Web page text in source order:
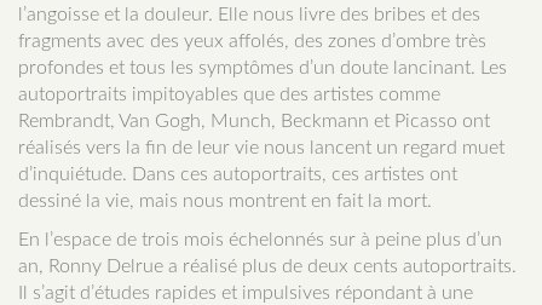
l’angoisse et la douleur. Elle nous livre des bribes et des
fragments avec des yeux affolés, des zones d’ombre très
profondes et tous les symptômes d’un doute lancinant. Les
autoportraits impitoyables que des artistes comme
Rembrandt, Van Gogh, Munch, Beckmann et Picasso ont
réalisés vers la fin de leur vie nous lancent un regard muet
d’inquiétude. Dans ces autoportraits, ces artistes ont
dessiné la vie, mais nous montrent en fait la mort.
En l’espace de trois mois échelonnés sur à peine plus d’un
an, Ronny Delrue a réalisé plus de deux cents autoportraits.
Il s’agit d’études rapides et impulsives répondant à une